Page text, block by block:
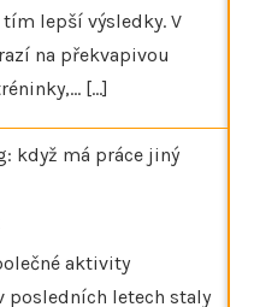
lepší výsledky. V
na překvapivou
[...]
když má práce jiný
aktivity
posledních letech staly